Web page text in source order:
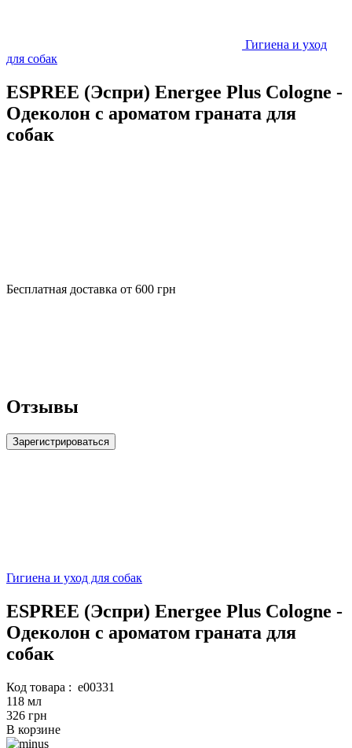
Гигиена и уход
для собак
ESPREE (Эспри) Energee Plus Cologne -
Одеколон с ароматом граната для
собак
Бесплатная доставка от 600 грн
Отзывы
Зарегистрироваться
Гигиена и уход для собак
ESPREE (Эспри) Energee Plus Cologne -
Одеколон с ароматом граната для
собак
Код товара : e00331
118 мл
326 грн
В корзине